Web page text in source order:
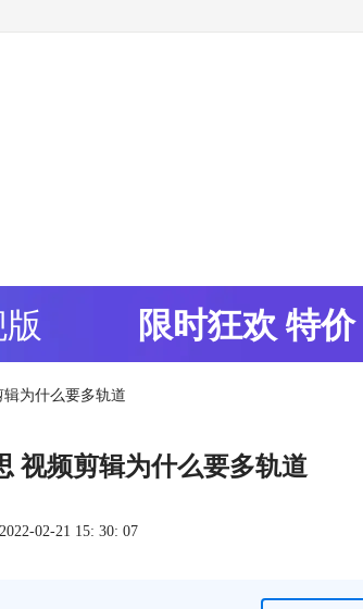
限时狂欢 特价
为什么要多轨道
视频剪辑为什么要多轨道
02-21 15: 30: 07